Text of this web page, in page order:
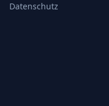
Datenschutz